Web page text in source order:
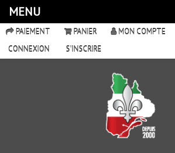
MENU
PAIEMENT PANIER
MON COMPTE
CONNEXION
S'INSCRIRE